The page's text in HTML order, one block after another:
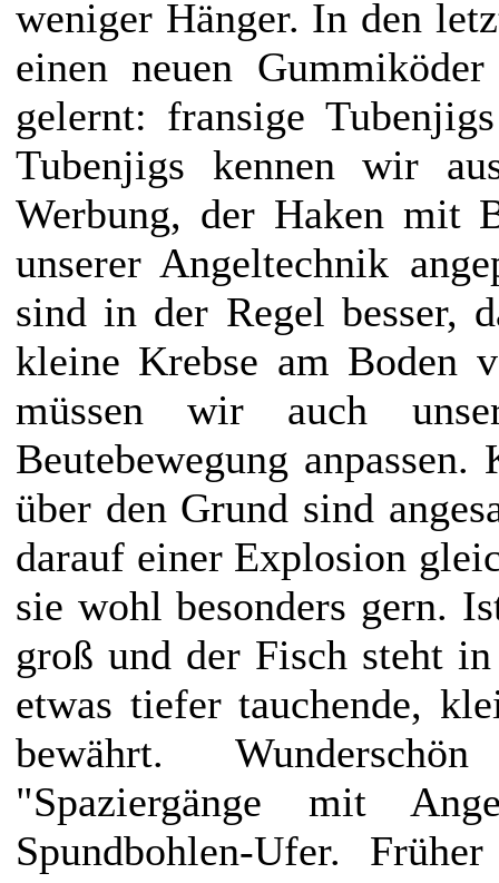
weniger Hänger. In den
einen neuen
gelernt: fransige
Tubenjigs kennen wir
Werbung, der Haken mit
unserer Angeltechnik
sind in der Regel besser,
kleine Krebse am Boden
müssen wir auch
Beutebewegung
über den Grund sind
darauf einer Explosion
sie wohl besonders gern.
groß und der Fisch steht
etwas tiefer tauchende,
bewährt.
"Spaziergänge mit
Spundbohlen-Ufer.